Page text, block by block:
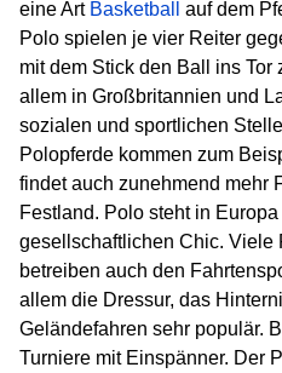
eine Art Basketball
auf dem
Polo spielen je vier Reiter
mit dem Stick den Ball ins Tor
allem in Großbritannien und
sozialen und sportlichen
Polopferde kommen zum
findet auch zunehmend mehr
Festland. Polo steht in
gesellschaftlichen Chic. Viele
betreiben auch den
allem die Dressur, das
Geländefahren sehr populär.
Turniere mit Einspänner. Der